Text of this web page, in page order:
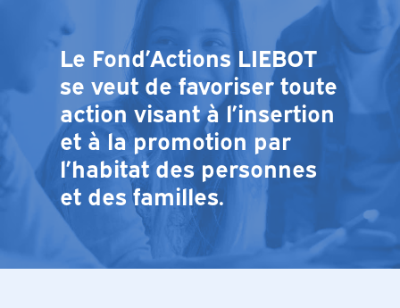
Le Fond’Actions LIEBOT
se veut de favoriser toute
action visant à l’insertion
et à la promotion par
l’habitat des personnes
et des familles.